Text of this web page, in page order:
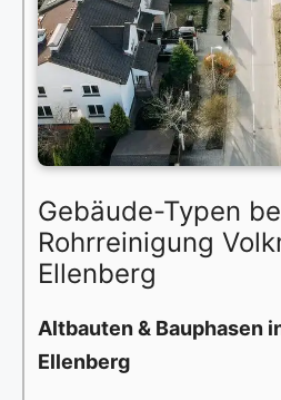
Gebäude-Typen
Rohrreinigung
Ellenberg
Altbauten & Bauphasen
Ellenberg